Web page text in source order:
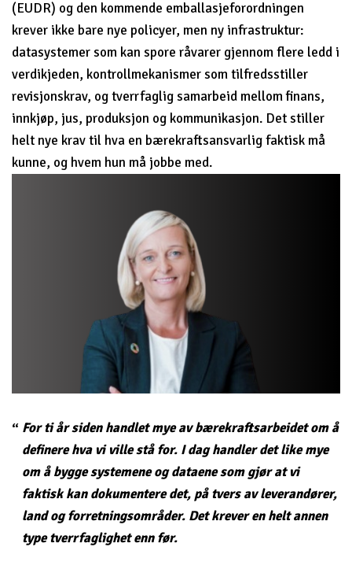
(EUDR) og den kommende emballasjeforordningen
krever ikke bare nye policyer, men ny infrastruktur:
datasystemer som kan spore råvarer gjennom flere ledd i
verdikjeden, kontrollmekanismer som tilfredsstiller
revisjonskrav, og tverrfaglig samarbeid mellom finans,
innkjøp, jus, produksjon og kommunikasjon. Det stiller
helt nye krav til hva en bærekraftsansvarlig faktisk må
kunne, og hvem hun må jobbe med.
For ti år siden handlet mye av bærekraftsarbeidet om å
definere hva vi ville stå for. I dag handler det like mye
om å bygge systemene og dataene som gjør at vi
faktisk kan dokumentere det, på tvers av leverandører,
land og forretningsområder. Det krever en helt annen
type tverrfaglighet enn før.